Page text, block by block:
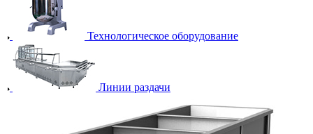
Технологическое оборудование
Линии раздачи